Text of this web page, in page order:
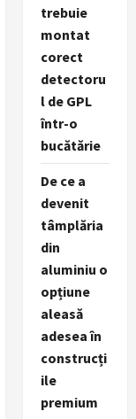
trebuie
montat
corect
detectoru
l de GPL
într-o
bucătărie
De ce a
devenit
tâmplăria
din
aluminiu o
opțiune
aleasă
adesea în
construcți
ile
premium